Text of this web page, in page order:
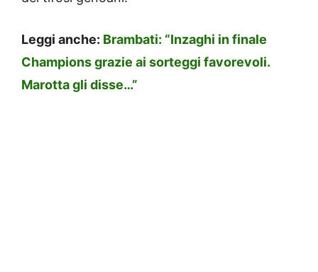
Leggi anche: Brambati: “Inzaghi in finale
Champions grazie ai sorteggi favorevoli.
Marotta gli disse…”